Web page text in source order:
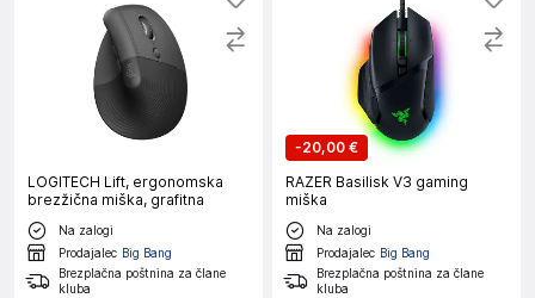
LOGITECH Lift, ergonomska
brezžična miška, grafitna
Na zalogi
Prodajalec Big Bang
Brezplačna poštnina za člane
kluba
-20,00 €
RAZER Basilisk V3 gaming
miška
Na zalogi
Prodajalec Big Bang
Brezplačna poštnina za člane
kluba